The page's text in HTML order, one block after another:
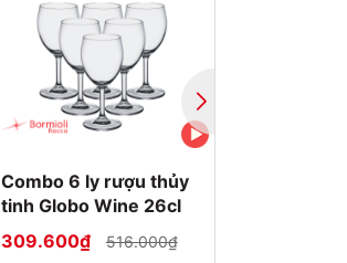
Combo 6 ly rượu thủy
tinh Globo Wine 26cl
309.600₫
516.000₫